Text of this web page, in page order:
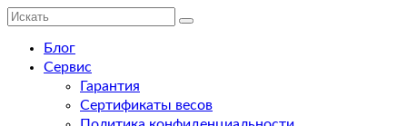
Искать:
Блог
Сервис
Гарантия
Сертификаты весов